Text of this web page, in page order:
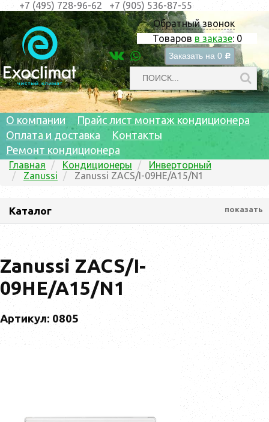
Обратный звонок
Товаров в заказе: 0
Заказать на 0 c
+7 (495) 728-96-62 +7 (905) 536-87-55
О компании
Прайс лист монтаж кондиционера
Оплата и доставка
Контакты
Ремонт кондиционера
Главная Кондиционеры
Инверторный
Zanussi
Zanussi ZACS/I-09HE/A15/N1
Каталог показать
Zanussi ZACS/I-
09HE/A15/N1
Артикул: 0805